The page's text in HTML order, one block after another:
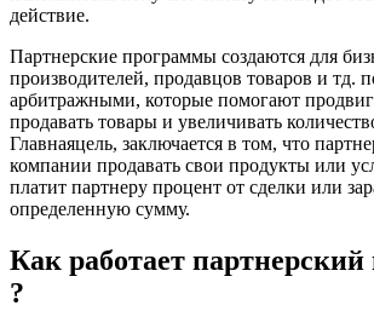
действие.
Партнерские программы создаются для
производителей, продавцов товаров и тд.
арбитражными, которые помогают
продавать товары и увеличивать
Главнаяцель, заключается в том, что
компании продавать свои продукты или
платит партнеру процент от сделки или
определенную сумму.
Как работает партнерский
?